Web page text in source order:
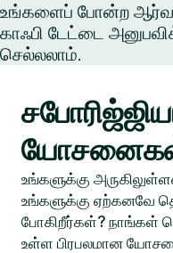
உங்களைப் போன்ற
காஃபி டேட்டை
செல்லலாம்.
உங்களுக்கு
உங்களுக்கு ஏற்கனவே
போகிறீர்கள்? நாங்கள்
உள்ள பிரபலமான